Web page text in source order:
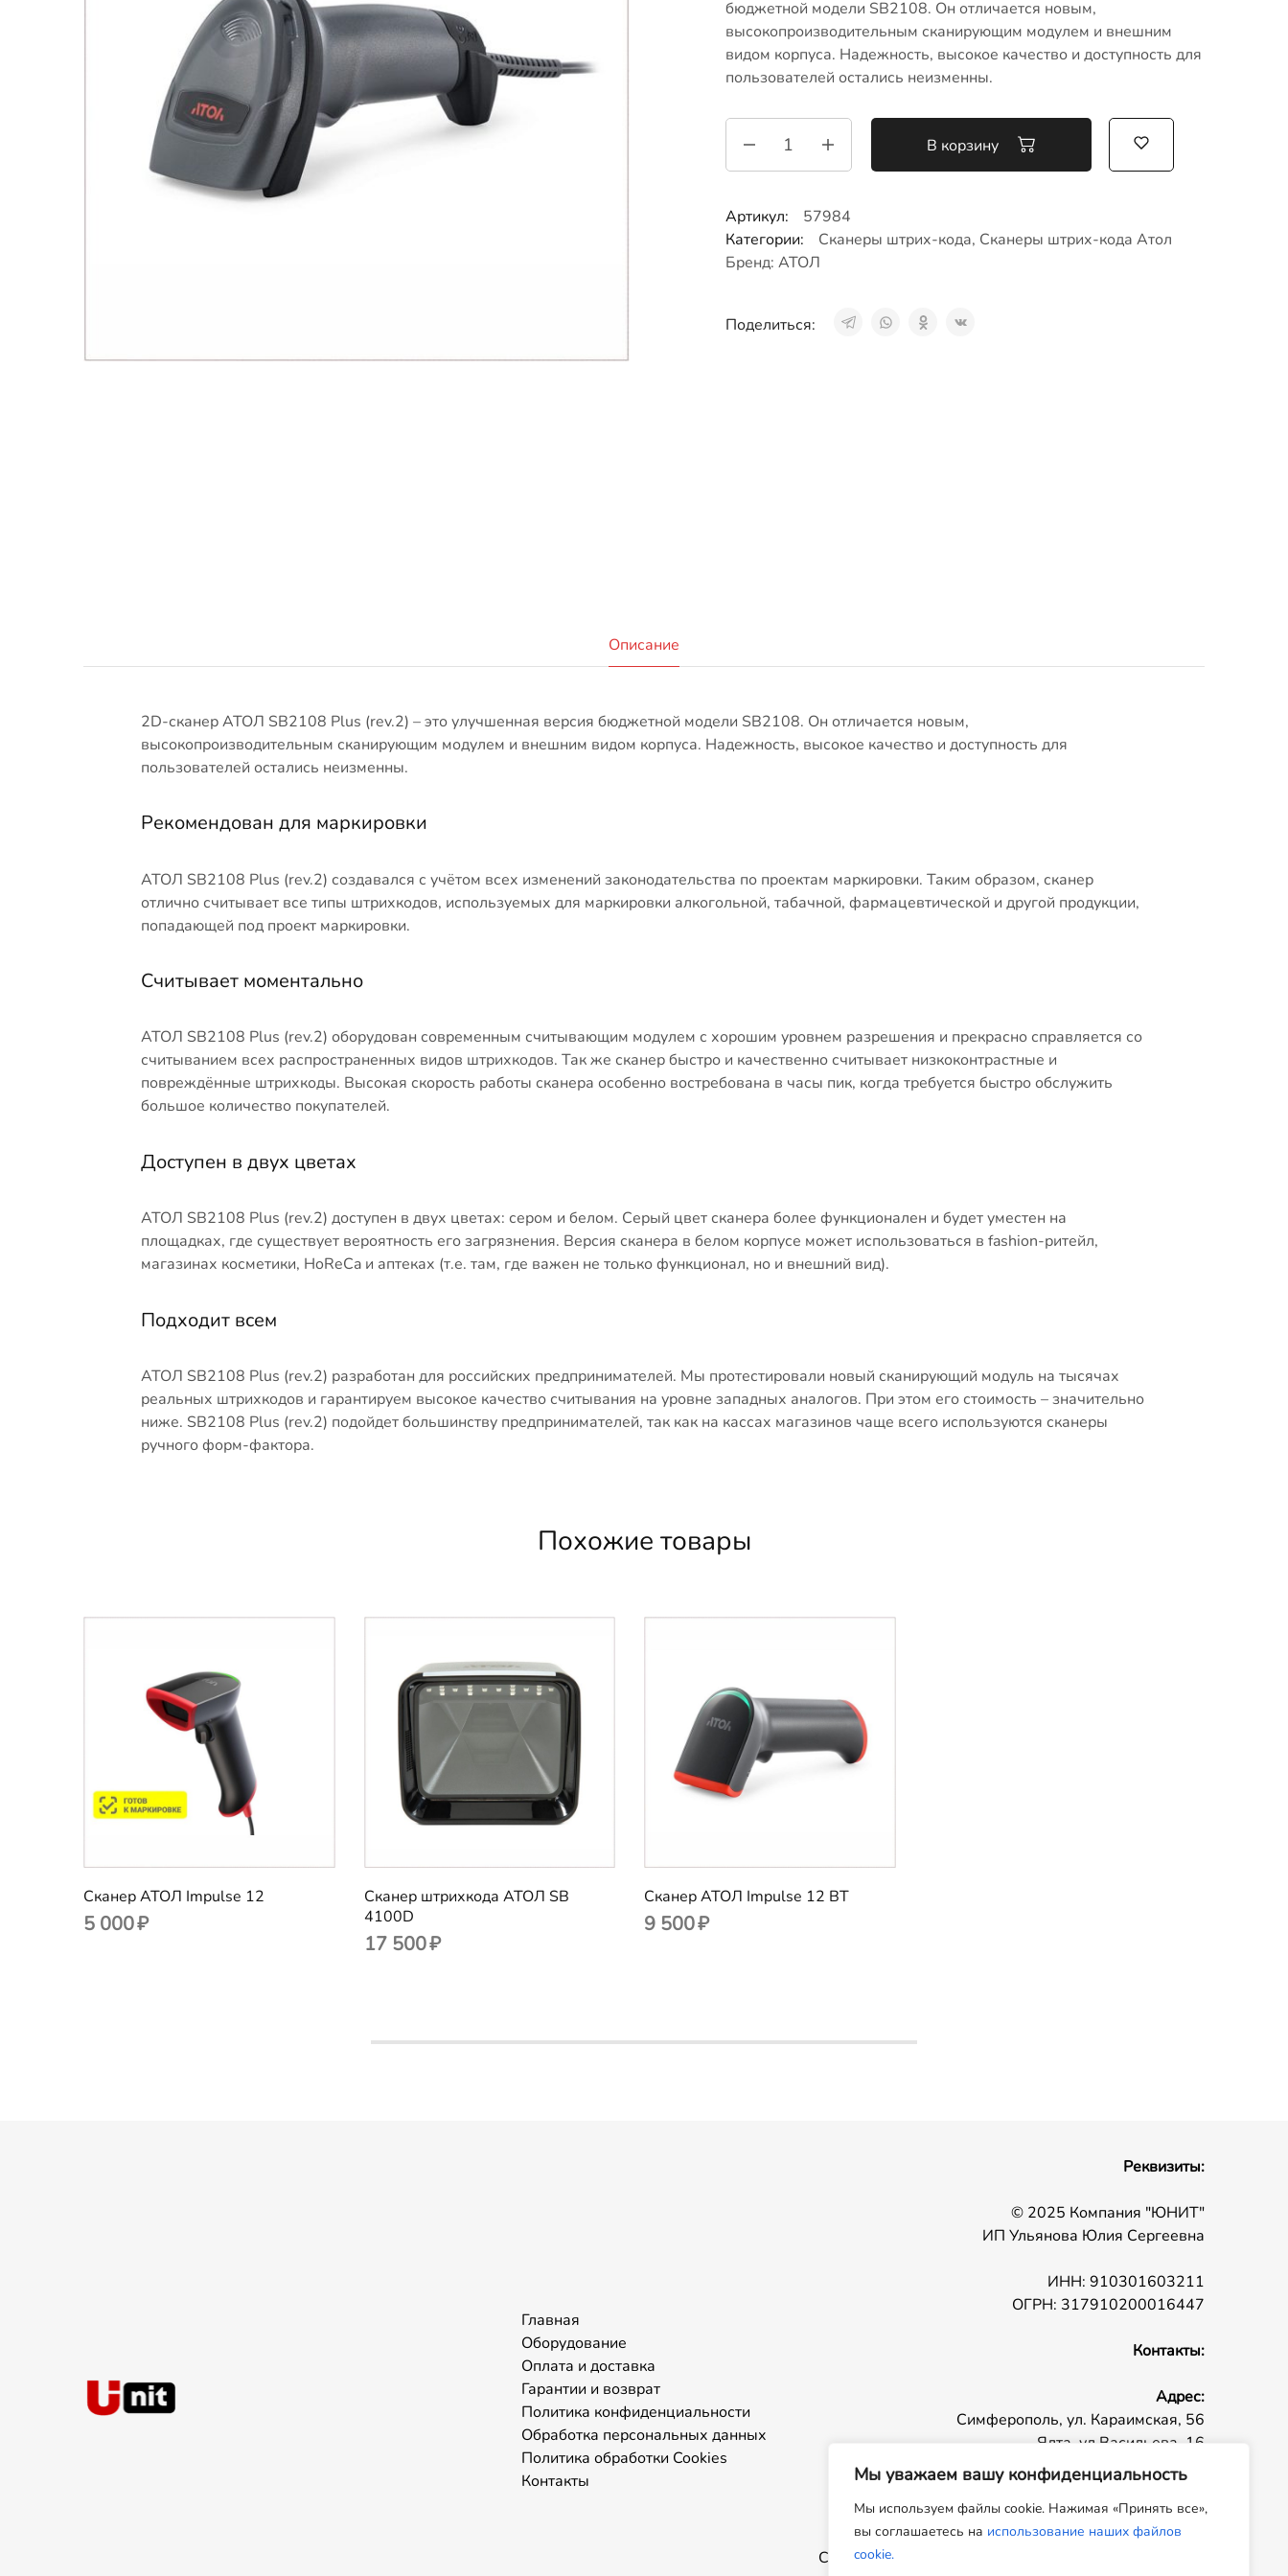
Мы уважаем вашу конфиденциальность
Мы используем файлы cookie. Нажимая «Принять все»,
вы соглашаетесь на использование наших файлов
cookie.
POS-компьютеры
Доп. мониторы
Кассы самообслуживания
Принтеры чеков
Весы
бюджетной модели SB2108. Он отличается новым,
высокопроизводительным сканирующим модулем и внешним
видом корпуса. Надежность, высокое качество и доступность для
пользователей остались неизменны.
В корзину
Артикул:
57984
Категории:
Сканеры штрих-кода, Сканеры штрих-кода Атол
Бренд: АТОЛ
Поделиться:
Описание
2D-сканер АТОЛ SB2108 Plus (rev.2) – это улучшенная версия бюджетной модели SB2108. Он отличается новым,
высокопроизводительным сканирующим модулем и внешним видом корпуса. Надежность, высокое качество и доступность для
пользователей остались неизменны.
Рекомендован для маркировки
АТОЛ SB2108 Plus (rev.2) создавался с учётом всех изменений законодательства по проектам маркировки. Таким образом, сканер
отлично считывает все типы штрихкодов, используемых для маркировки алкогольной, табачной, фармацевтической и другой продукции,
попадающей под проект маркировки.
Считывает моментально
АТОЛ SB2108 Plus (rev.2) оборудован современным считывающим модулем с хорошим уровнем разрешения и прекрасно справляется со
считыванием всех распространенных видов штрихкодов. Так же сканер быстро и качественно считывает низкоконтрастные и
повреждённые штрихкоды. Высокая скорость работы сканера особенно востребована в часы пик, когда требуется быстро обслужить
большое количество покупателей.
Доступен в двух цветах
АТОЛ SB2108 Plus (rev.2) доступен в двух цветах: сером и белом. Серый цвет сканера более функционален и будет уместен на
площадках, где существует вероятность его загрязнения. Версия сканера в белом корпусе может использоваться в fashion-ритейл,
магазинах косметики, HoReCa и аптеках (т.е. там, где важен не только функционал, но и внешний вид).
Подходит всем
АТОЛ SB2108 Plus (rev.2) разработан для российских предпринимателей. Мы протестировали новый сканирующий модуль на тысячах
реальных штрихкодов и гарантируем высокое качество считывания на уровне западных аналогов. При этом его стоимость – значительно
ниже. SB2108 Plus (rev.2) подойдет большинству предпринимателей, так как на кассах магазинов чаще всего используются сканеры
ручного форм-фактора.
Похожие товары
Сканер АТОЛ Impulse 12
5 000₽
Сканер штрихкода АТОЛ SB
4100D
17 500₽
Сканер АТОЛ Impulse 12 BT
9 500₽
Главная
Оборудование
Оплата и доставка
Гарантии и возврат
Политика конфиденциальности
Обработка персональных данных
Политика обработки Cookies
Контакты
Реквизиты:
© 2025 Компания "ЮНИТ"
ИП Ульянова Юлия Сергеевна
ИНН: 910301603211
ОГРН: 317910200016447
Контакты:
Адрес:
Симферополь, ул. Караимская, 56
Ялта, ул Васильева, 16
Телефон:+ 7 (978) 020-64-44
E-mail:
admin@un-it.ru
Время работы:пн - пт 09:00 - 18:00
Сайт несет информационный характер и не является